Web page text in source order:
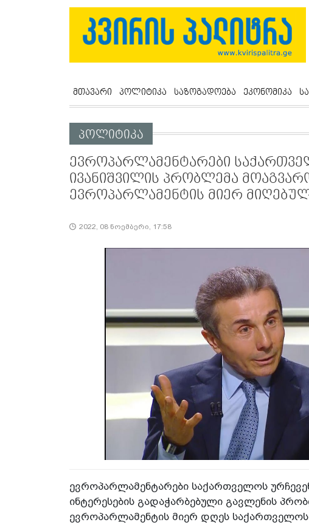
მთავარი პოლიტიკა საზოგადოება ეკონომიკა
პოლიტიკა
ევროპარლამენტარები
ივანიშვილის პრობლემა
ევროპარლამენტის მიერ
2022, 08 ნოემბერი, 17:58
ევროპარლამენტარები საქართველოს
ინტერესების გადაჭარბებული გავლენის
ევროპარლამენტის მიერ დღეს საქართველოს